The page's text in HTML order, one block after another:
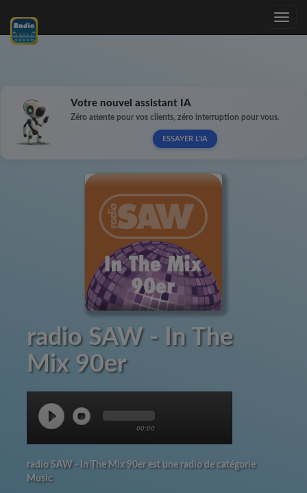
Toggle
Votre nouvel assistant IA
Zéro attente pour vos clients, zéro interruption pour vous.
ESSAYER L'IA
radio SAW - In The
Mix 90er
00:00
radio SAW - In The Mix 90er est une radio de catégorie
Music